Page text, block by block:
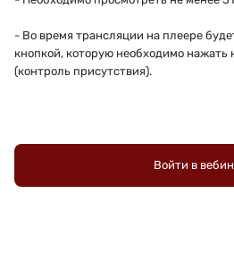
- Во время трансляции на плеере
кнопкой, которую необходимо нажать
(контроль присутствия).
Войти в